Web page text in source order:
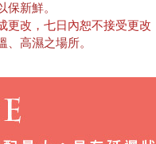
保新鮮。
改，七日內恕不接受更改
、高濕之場所。